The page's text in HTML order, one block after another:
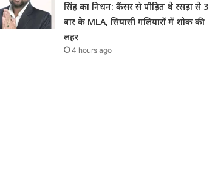
सिंह का निधन: कैंसर से पीड़ित थे रसड़ा से 3
बार के MLA, सियासी गलियारों में शोक की
लहर
4 hours ago